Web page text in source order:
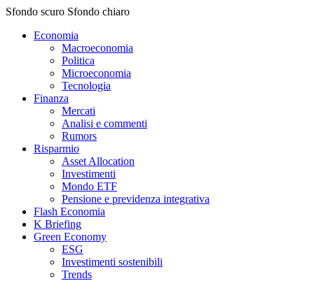
Sfondo scuro Sfondo chiaro
Economia
Macroeconomia
Politica
Microeconomia
Tecnologia
Finanza
Mercati
Analisi e commenti
Rumors
Risparmio
Asset Allocation
Investimenti
Mondo ETF
Pensione e previdenza integrativa
Flash Economia
K Briefing
Green Economy
ESG
Investimenti sostenibili
Trends